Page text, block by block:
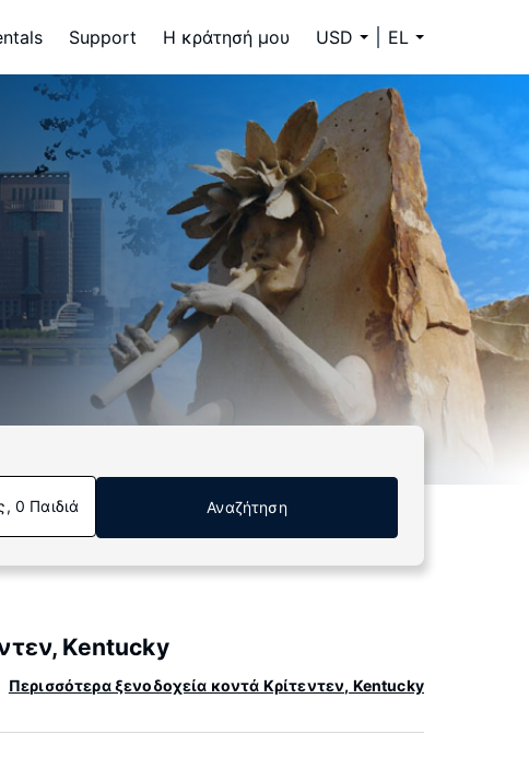
Support Η κράτησή μου USD EL
0 Παιδιά Αναζήτηση
Kentucky
Περισσότερα ξενοδοχεία κοντά Κρίτεντεν, Kentucky